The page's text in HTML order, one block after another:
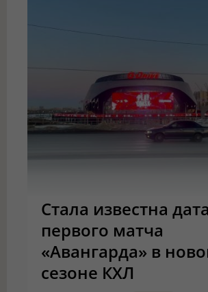
Стала известна дата
первого матча
«Авангарда» в
сезоне КХЛ